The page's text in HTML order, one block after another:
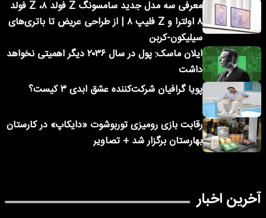
معرفی سه مدل جدید سامسونگ Z فولد ۸، Z فولد
۸ اولترا و Z فلیپ ۸ | از طراحی عریض تا باتری‌های
سیلیکون-کربن
ایلان ماسک: پول در سال ۲۰۳۶ دیگر اهمیتی نخواهد
داشت
پویا گرافیان شرکت‌کننده عشق ابدی ۳ کیست؟
رقابت بازی رومیزی توربوشوت «دایکاپ» در کارستان
بهارستان برگزار شد + تصاویر
آخرین اخبار